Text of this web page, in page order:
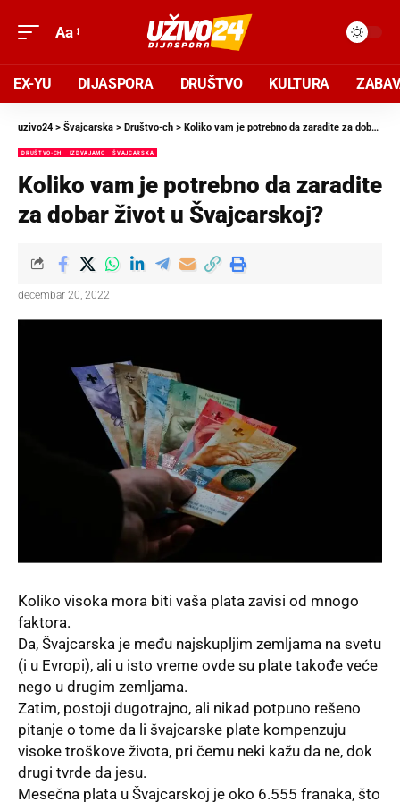
Aa
EX-YU DIJASPORA DRUŠTVO KULTURA
uzivo24 > Švajcarska > Društvo-ch > Koliko vam je potrebno da zaradite za dobar život u Švajcarskoj?
DRUŠTVO-CH IZDVAJAMO ŠVAJCARSKA
Koliko vam je potrebno da zaradite
za dobar život u Švajcarskoj?
decembar 20, 2022
Koliko visoka mora biti vaša plata zavisi od mnogo
faktora.
Da, Švajcarska je među najskupljim zemljama na svetu
(i u Evropi), ali u isto vreme ovde su plate takođe veće
nego u drugim zemljama.
Zatim, postoji dugotrajno, ali nikad potpuno rešeno
pitanje o tome da li švajcarske plate kompenzuju
visoke troškove života, pri čemu neki kažu da ne, dok
drugi tvrde da jesu.
Mesečna plata u Švajcarskoj je oko 6.555 franaka, što